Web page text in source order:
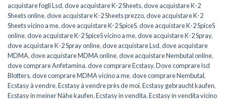
acquistare fogli Lsd,dove acquistare K-2 Sheets,dove acquistare K-2
Sheets online,dove acquistare K-2 Sheets prezzo,dove acquistare K-2
Sheets vicino a me,dove acquistare K-2 SpiceS,dove acquistare K-2 SpiceS
online,dove acquistare K-2 SpiceS vicino a me,dove acquistare K-2 Spray,
dove acquistare K-2 Spray online,dove acquistare Lsd,dove acquistare
MDMA,dove acquistare MDMA online,dove acquistare Nembutal online,
dove comprare Anfetamina,dove comprare Ecstasy,Dove comprare lsd
Blotters,dove comprare MDMA vicino a me,dove comprare Nembutal,
Ecstasy à vendre,Ecstasy à vendre près de moi,Ecstasy gebraucht kaufen,
Ecstasy in meiner Nähe kaufen,Ecstasy in vendita,Ecstasy in vendita vicino